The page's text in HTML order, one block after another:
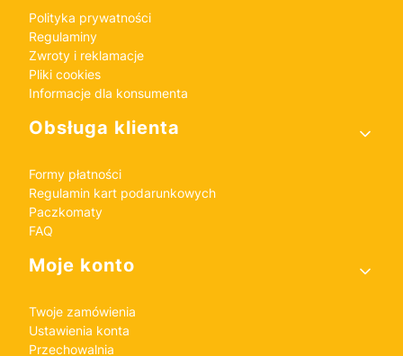
Polityka prywatności
Regulaminy
Zwroty i reklamacje
Pliki cookies
Informacje dla konsumenta
Obsługa klienta
Formy płatności
Regulamin kart podarunkowych
Paczkomaty
FAQ
Moje konto
Twoje zamówienia
Ustawienia konta
Przechowalnia